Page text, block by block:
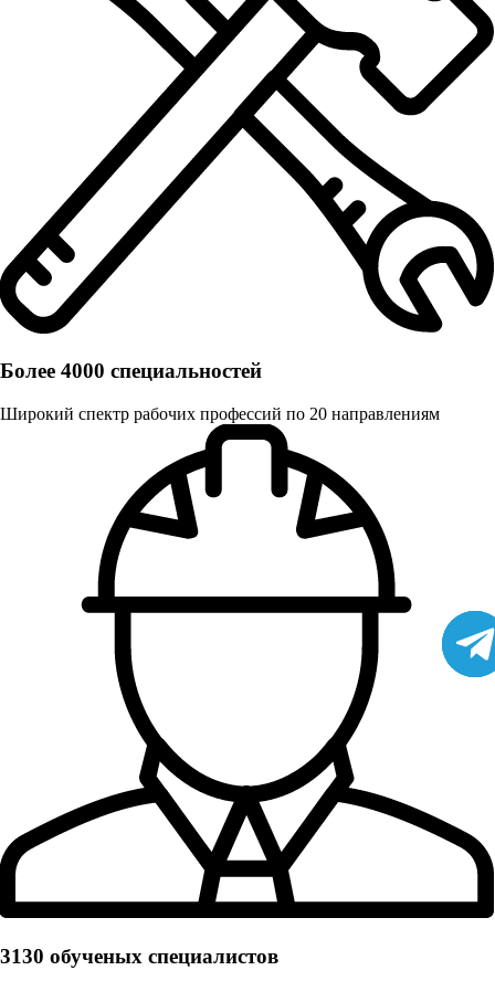
Более 4000 специальностей
Широкий спектр рабочих профессий по 20 направлениям
3130 обученых cпециалистов